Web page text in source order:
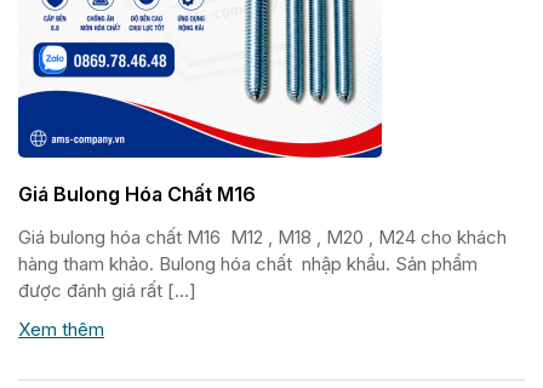
Giá Bulong Hóa Chất M16
Giá bulong hóa chất M16 M12 , M18 , M20 , M24 cho khách
hàng tham khảo. Bulong hóa chất nhập khẩu. Sản phẩm
được đánh giá rất […]
Xem thêm